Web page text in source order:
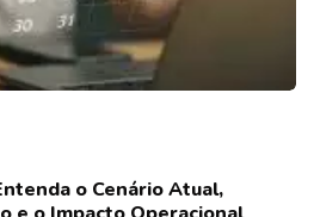
o Cenário Atual,